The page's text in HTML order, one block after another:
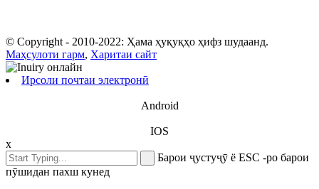
© Copyright - 2010-2022: Ҳама ҳуқуқҳо ҳифз шудаанд.
Маҳсулоти гарм, Харитаи сайт
Ирсоли почтаи электронӣ
Android
IOS
x
Барои ҷустуҷӯ ё ESC -ро барои
пӯшидан пахш кунед